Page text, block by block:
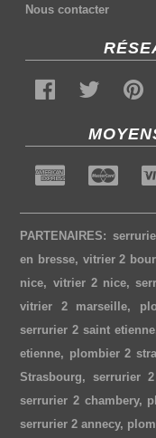
Nous contacter
PARTENAIRES:
en bresse, vitrier 2
nice, vitrier 2 nice,
vitrier 2 marseille,
serrurier 2 saint etienne
etienne, plombier 2
Strasbourg,serrurier
serrurier 2 chambery,
serrurier 2 annecy,